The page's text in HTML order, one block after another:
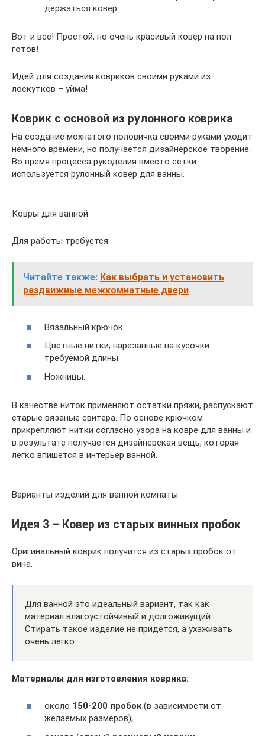
держаться ковер.
Вот и все! Простой, но очень красивый ковер на пол
готов!
Идей для создания ковриков своими руками из
лоскутков – уйма!
Коврик с основой из рулонного коврика
На создание мохнатого половичка своими руками уходит
немного времени, но получается дизайнерское творение.
Во время процесса рукоделия вместо сетки
используется рулонный ковер для ванны.
Ковры для ванной
Для работы требуется:
Читайте также: Как выбрать и установить
раздвижные межкомнатные двери
Вязальный крючок.
Цветные нитки, нарезанные на кусочки
требуемой длины.
Ножницы.
В качестве ниток применяют остатки пряжи, распускают
старые вязаные свитера. По основе крючком
прикрепляют нитки согласно узора на ковре для ванны и
в результате получается дизайнерская вещь, которая
легко впишется в интерьер ванной.
Варианты изделий для ванной комнаты
Идея 3 – Ковер из старых винных пробок
Оригинальный коврик получится из старых пробок от
вина.
Для ванной это идеальный вариант, так как
материал влагоустойчивый и долгоживущий.
Стирать такое изделие не придется, а ухаживать
очень легко.
Материалы для изготовления коврика:
около 150-200 пробок(в зависимости от
желаемых размеров);